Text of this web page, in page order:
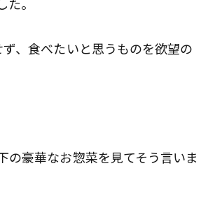
。
、食べたいと思うものを欲望の
の豪華なお惣菜を見てそう言いま